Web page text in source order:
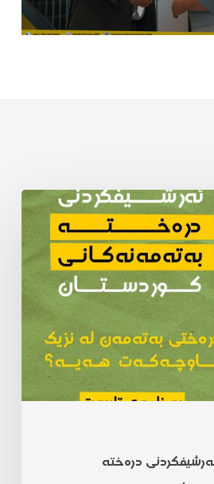
درەختە